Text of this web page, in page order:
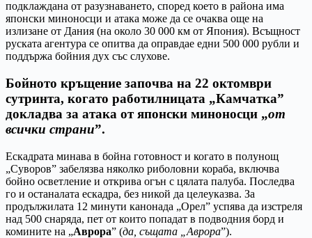
подклаждана от разузнаването, според което в района има
японски миноносци и атака може да се очаква още на
излизане от Дания (на около 30 000 км от Япония). Всъщност
руската агентура се опитва да оправдае едни 500 000 рубли и
поддържа бойния дух със слухове.
Бойното кръщение започва на 22 октомври
сутринта, когато работилницата „Камчатка”
докладва за атака от японски миноносци „от
всички страни”.
Ескадрата минава в бойна готовност и когато в полунощ
„Суворов” забелязва няколко риболовни кораба, включва
бойно осветление и открива огън с цялата палуба. Последва
го и останалата ескадра, без никой да целеуказва. За
продължилата 12 минути канонада „Орел” успява да изстреля
над 500 снаряда, пет от които попадат в подводния борд и
комините на „Аврора” (да, същата „Аврора”).